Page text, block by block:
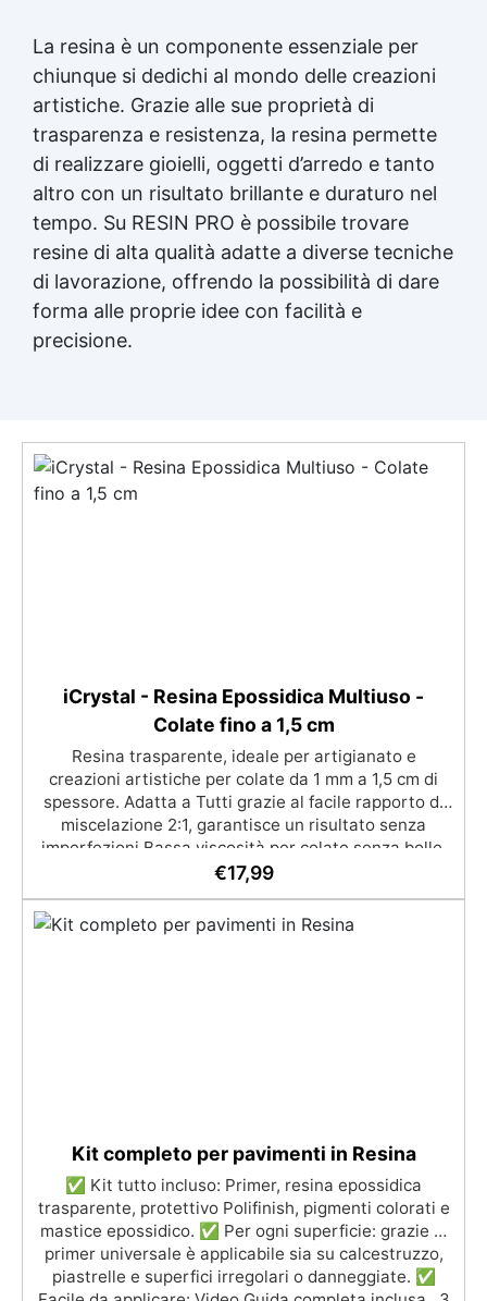
La resina è un componente essenziale per
chiunque si dedichi al mondo delle creazioni
artistiche. Grazie alle sue proprietà di
trasparenza e resistenza, la resina permette
di realizzare gioielli, oggetti d’arredo e tanto
altro con un risultato brillante e duraturo nel
tempo. Su RESIN PRO è possibile trovare
resine di alta qualità adatte a diverse tecniche
di lavorazione, offrendo la possibilità di dare
forma alle proprie idee con facilità e
precisione.
iCrystal - Resina Epossidica Multiuso -
Colate fino a 1,5 cm
Resina trasparente, ideale per artigianato e
creazioni artistiche per colate da 1 mm a 1,5 cm di
spessore. Adatta a Tutti grazie al facile rapporto di
miscelazione 2:1, garantisce un risultato senza
imperfezioni Bassa viscosità per colate senza bolle,
compatibile con legno, silicone, vetro, metallo e altri
per il contatto con la pelle, Bpa Free e senza Solventi
(Voc Free) Superficie lucida, autolivellante e con filtri
€17,99
Kit completo per pavimenti in Resina
✅ Kit tutto incluso: Primer, resina epossidica
trasparente, protettivo Polifinish, pigmenti colorati e
mastice epossidico. ✅ Per ogni superficie: grazie al
primer universale è applicabile sia su calcestruzzo,
piastrelle e superfici irregolari o danneggiate. ✅